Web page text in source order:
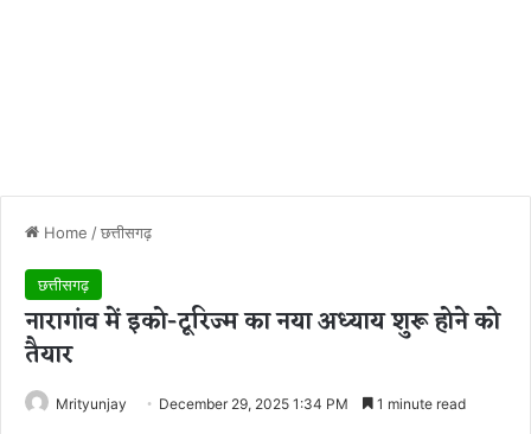
Home /छत्तीसगढ़
छत्तीसगढ़
नारागांव में इको-टूरिज्म का नया अध्याय शुरू होने को
तैयार
Mrityunjay December 29, 2025 1:34 PM 1 minute read